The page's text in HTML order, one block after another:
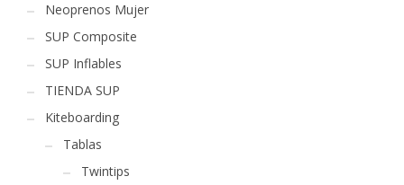
Neoprenos Mujer
SUP Composite
SUP Inflables
TIENDA SUP
Kiteboarding
Tablas
Twintips